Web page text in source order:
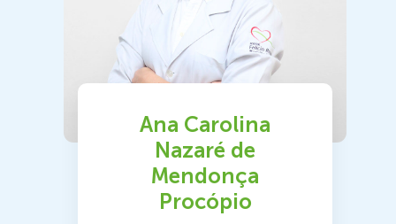
Ana Carolina
Nazaré de
Mendonça
Procópio